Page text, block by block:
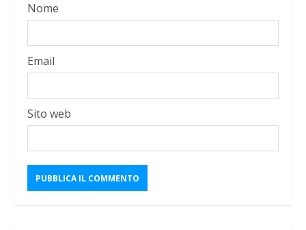
Nome
Email
Sito web